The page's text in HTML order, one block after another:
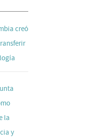
creó
la
y